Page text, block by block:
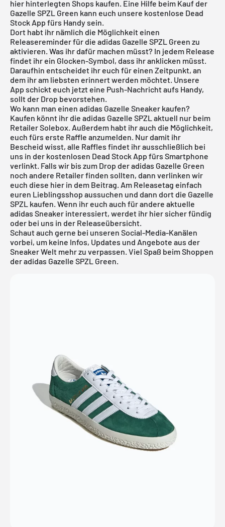
hier hinterlegten Shops kaufen. Eine Hilfe beim Kauf der
Gazelle SPZL Green kann euch unsere kostenlose Dead
Stock App fürs Handy sein.
Dort habt ihr nämlich die Möglichkeit einen
Releasereminder für die adidas Gazelle SPZL Green zu
aktivieren. Was ihr dafür machen müsst? In jedem Release
findet ihr ein Glocken-Symbol, dass ihr anklicken müsst.
Daraufhin entscheidet ihr euch für einen Zeitpunkt, an
dem ihr am liebsten erinnert werden möchtet. Unsere
App schickt euch jetzt eine Push-Nachricht aufs Handy,
sollt der Drop bevorstehen.
Wo kann man einen adidas Gazelle Sneaker kaufen?
Kaufen könnt ihr die adidas Gazelle SPZL aktuell nur beim
Retailer Solebox. Außerdem habt ihr auch die Möglichkeit,
euch fürs erste Raffle anzumelden. Nur damit ihr
Bescheid wisst, alle Raffles findet ihr ausschließlich bei
uns in der kostenlosen Dead Stock App fürs Smartphone
verlinkt. Falls wir bis zum Drop der adidas Gazelle Green
noch andere Retailer finden sollten, dann verlinken wir
euch diese hier in dem Beitrag. Am Releasetag einfach
euren Lieblingsshop aussuchen und dann dort die Gazelle
SPZL kaufen. Wenn ihr euch auch für andere aktuelle
adidas Sneaker interessiert, werdet ihr hiersicher fündig
oder bei uns in der Releaseübersicht.
Schaut auch gerne bei unseren Social-Media-Kanälen
vorbei, um keine Infos, Updates und Angebote aus der
Sneaker Welt mehr zu verpassen. Viel Spaß beim Shoppen
der adidas Gazelle SPZL Green.